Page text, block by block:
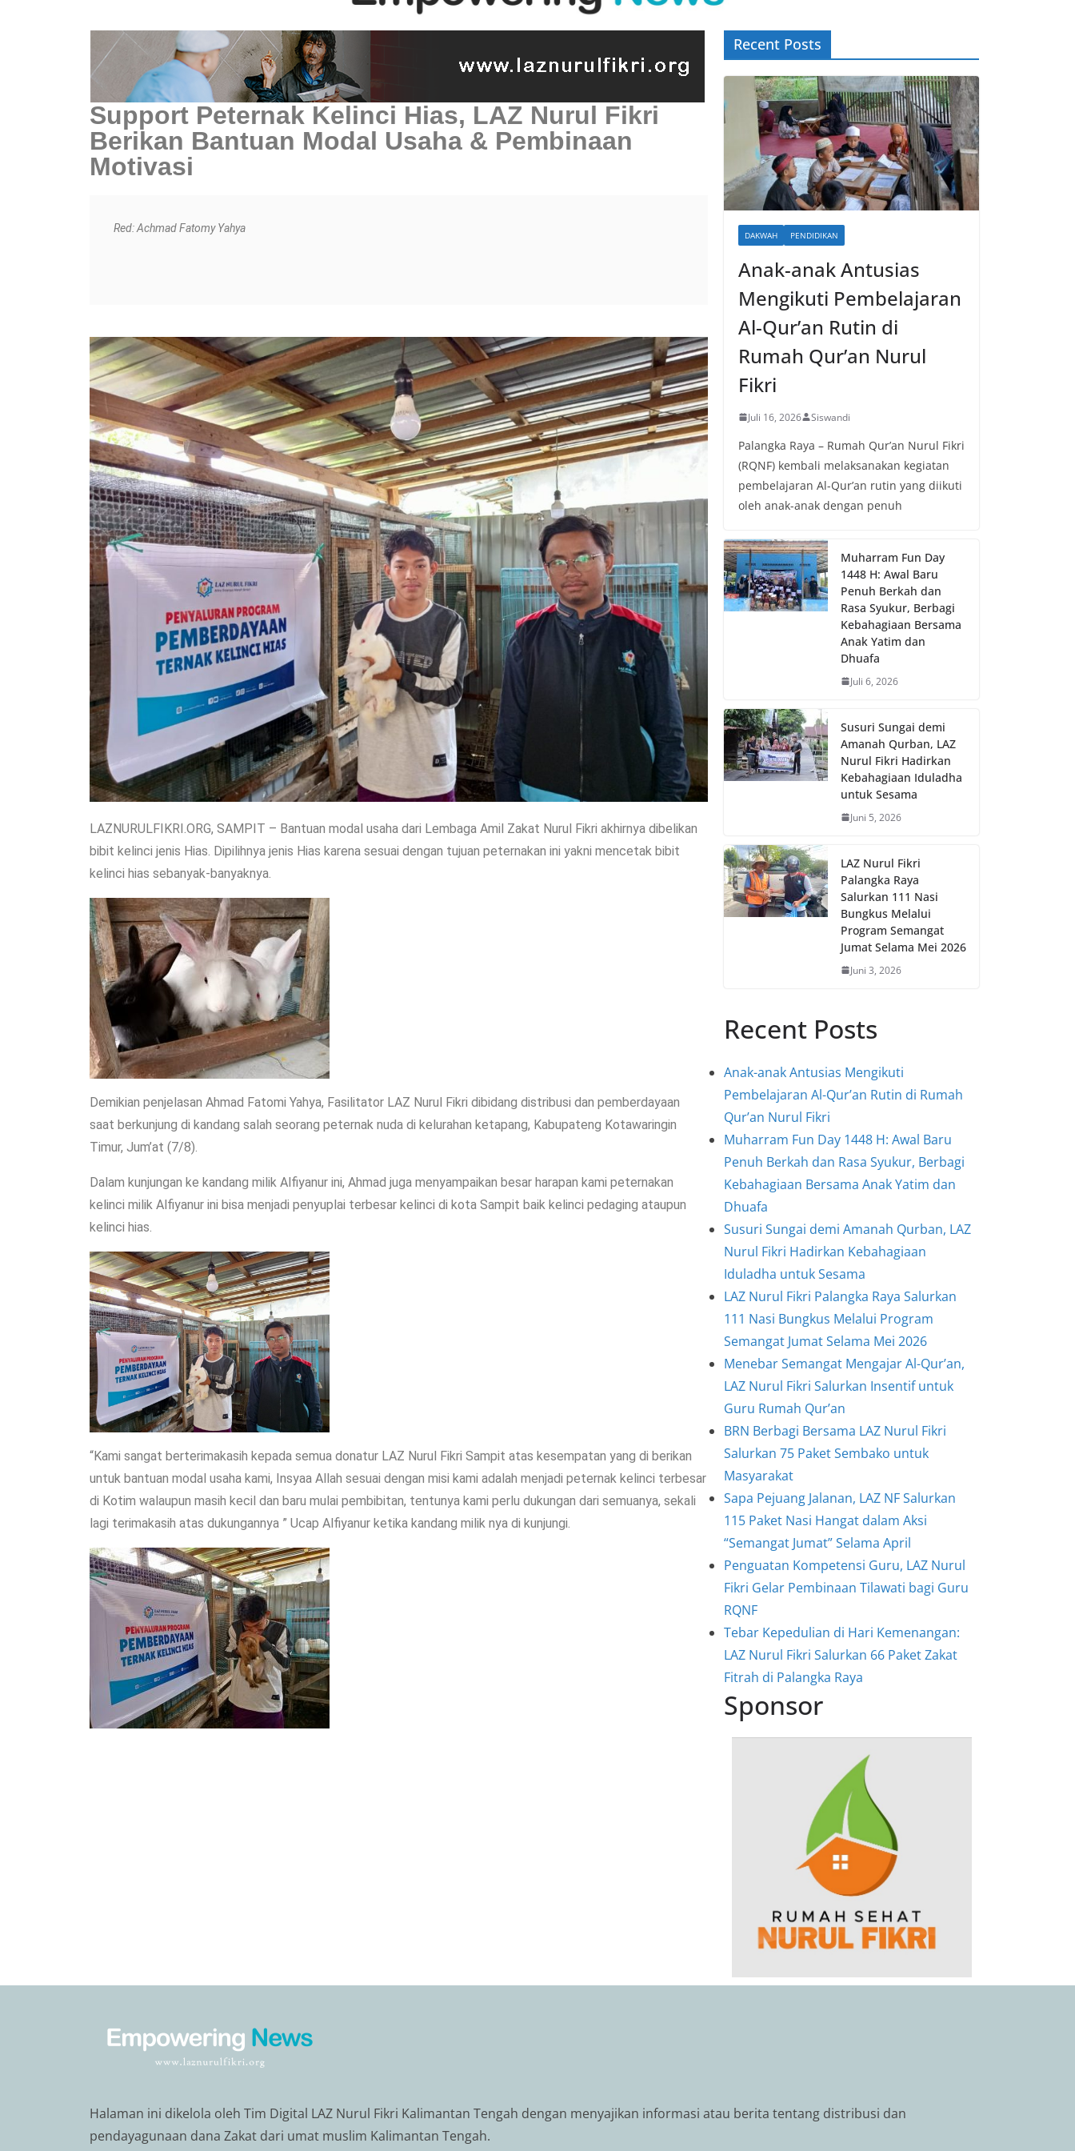
Support Peternak Kelinci Hias, LAZ Nurul Fikri
Berikan Bantuan Modal Usaha & Pembinaan
Motivasi
Red: Achmad Fatomy Yahya
LAZNURULFIKRI.ORG, SAMPIT – Bantuan modal usaha dari Lembaga Amil Zakat Nurul Fikri akhirnya dibelikan
bibit kelinci jenis Hias. Dipilihnya jenis Hias karena sesuai dengan tujuan peternakan ini yakni mencetak bibit
kelinci hias sebanyak-banyaknya.
Demikian penjelasan Ahmad Fatomi Yahya, Fasilitator LAZ Nurul Fikri dibidang distribusi dan pemberdayaan
saat berkunjung di kandang salah seorang peternak nuda di kelurahan ketapang, Kabupateng Kotawaringin
Timur, Jum’at (7/8).
Dalam kunjungan ke kandang milik Alfiyanur ini, Ahmad juga menyampaikan besar harapan kami peternakan
kelinci milik Alfiyanur ini bisa menjadi penyuplai terbesar kelinci di kota Sampit baik kelinci pedaging ataupun
kelinci hias.
“Kami sangat berterimakasih kepada semua donatur LAZ Nurul Fikri Sampit atas kesempatan yang di berikan
untuk bantuan modal usaha kami, Insyaa Allah sesuai dengan misi kami adalah menjadi peternak kelinci terbesar
di Kotim walaupun masih kecil dan baru mulai pembibitan, tentunya kami perlu dukungan dari semuanya, sekali
lagi terimakasih atas dukungannya ” Ucap Alfiyanur ketika kandang milik nya di kunjungi.
Recent Posts
DAKWAH PENDIDIKAN
Anak-anak Antusias
Mengikuti Pembelajaran
Al-Qur’an Rutin di
Rumah Qur’an Nurul
Fikri
Juli 16, 2026 Siswandi
Palangka Raya – Rumah Qur’an Nurul Fikri
(RQNF) kembali melaksanakan kegiatan
pembelajaran Al-Qur’an rutin yang diikuti
oleh anak-anak dengan penuh
Muharram Fun Day
1448 H: Awal Baru
Penuh Berkah dan
Rasa Syukur, Berbagi
Kebahagiaan Bersama
Anak Yatim dan
Dhuafa
Juli 6, 2026
Susuri Sungai demi
Amanah Qurban, LAZ
Nurul Fikri Hadirkan
Kebahagiaan Iduladha
untuk Sesama
Juni 5, 2026
LAZ Nurul Fikri
Palangka Raya
Salurkan 111 Nasi
Bungkus Melalui
Program Semangat
Jumat Selama Mei 2026
Juni 3, 2026
Recent Posts
Anak-anak Antusias Mengikuti
Pembelajaran Al-Qur’an Rutin di Rumah
Qur’an Nurul Fikri
Muharram Fun Day 1448 H: Awal Baru
Penuh Berkah dan Rasa Syukur, Berbagi
Kebahagiaan Bersama Anak Yatim dan
Dhuafa
Susuri Sungai demi Amanah Qurban, LAZ
Nurul Fikri Hadirkan Kebahagiaan
Iduladha untuk Sesama
LAZ Nurul Fikri Palangka Raya Salurkan
111 Nasi Bungkus Melalui Program
Semangat Jumat Selama Mei 2026
Menebar Semangat Mengajar Al-Qur’an,
LAZ Nurul Fikri Salurkan Insentif untuk
Guru Rumah Qur’an
BRN Berbagi Bersama LAZ Nurul Fikri
Salurkan 75 Paket Sembako untuk
Masyarakat
Sapa Pejuang Jalanan, LAZ NF Salurkan
115 Paket Nasi Hangat dalam Aksi
“Semangat Jumat” Selama April
Penguatan Kompetensi Guru, LAZ Nurul
Fikri Gelar Pembinaan Tilawati bagi Guru
RQNF
Tebar Kepedulian di Hari Kemenangan:
LAZ Nurul Fikri Salurkan 66 Paket Zakat
Fitrah di Palangka Raya
Sponsor
Halaman ini dikelola oleh Tim Digital LAZ Nurul Fikri Kalimantan Tengah dengan menyajikan informasi atau berita tentang distribusi dan
pendayagunaan dana Zakat dari umat muslim Kalimantan Tengah.